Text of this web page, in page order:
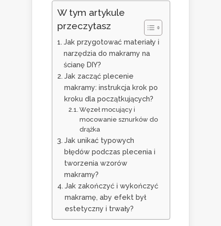
W tym artykule
przeczytasz
Jak przygotować materiały i
narzędzia do makramy na
ścianę DIY?
Jak zacząć plecenie
makramy: instrukcja krok po
kroku dla początkujących?
Węzeł mocujący i
mocowanie sznurków do
drążka
Jak unikać typowych
błędów podczas plecenia i
tworzenia wzorów
makramy?
Jak zakończyć i wykończyć
makramę, aby efekt był
estetyczny i trwały?